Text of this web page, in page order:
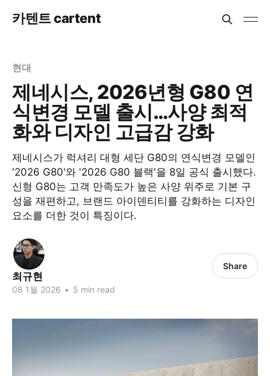
카텐트 cartent
현대
제네시스, 2026년형 G80 연
식변경 모델 출시…사양 최적
화와 디자인 고급감 강화
제네시스가 럭셔리 대형 세단 G80의 연식변경 모델인
'2026 G80'와 '2026 G80 블랙'을 8일 공식 출시했다.
신형 G80는 고객 만족도가 높은 사양 위주로 기본 구
성을 재편하고, 브랜드 아이덴티티를 강화하는 디자인
요소를 더한 것이 특징이다.​
최규현
08 1월 2026 • 5 min read
Share